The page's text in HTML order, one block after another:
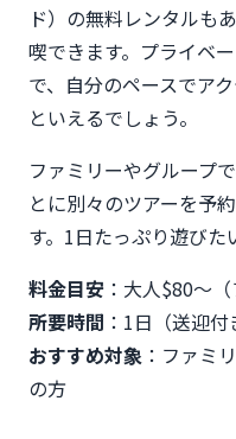
ド）の無料レンタルも
喫できます。プライベ
で、自分のペースでア
といえるでしょう。
ファミリーやグループ
とに別々のツアーを予
す。1日たっぷり遊びた
料金目安 ：大人$80〜（
所要時間 ：1日（送迎付
おすすめ対象 ：ファミ
の方